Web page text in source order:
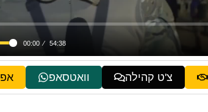
צ'ט קהילה וואטסאפ